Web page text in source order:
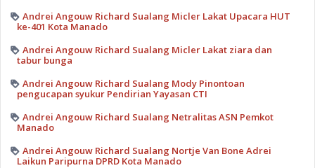
Andrei Angouw Richard Sualang Micler Lakat Upacara HUT
ke-401 Kota Manado
Andrei Angouw Richard Sualang Micler Lakat ziara dan
tabur bunga
Andrei Angouw Richard Sualang Mody Pinontoan
pengucapan syukur Pendirian Yayasan CTI
Andrei Angouw Richard Sualang Netralitas ASN Pemkot
Manado
Andrei Angouw Richard Sualang Nortje Van Bone Adrei
Laikun Paripurna DPRD Kota Manado